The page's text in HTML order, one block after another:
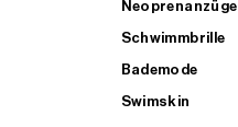
Neoprenanzüge
Schwimmbrille
Bademode
Swimskin